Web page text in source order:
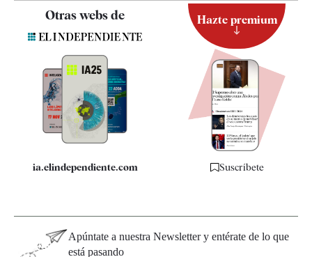
Contacto
Quiénes somos
Especificaciones
Otras webs de
ia.elindependiente.com
Hazte premium
Suscríbete
Apúntate a nuestra Newsletter y entérate de lo que
está pasando